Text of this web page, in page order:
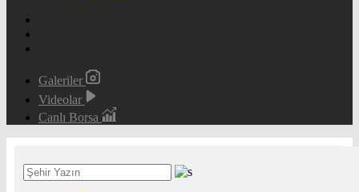
Galeriler
Videolar
Canlı Borsa